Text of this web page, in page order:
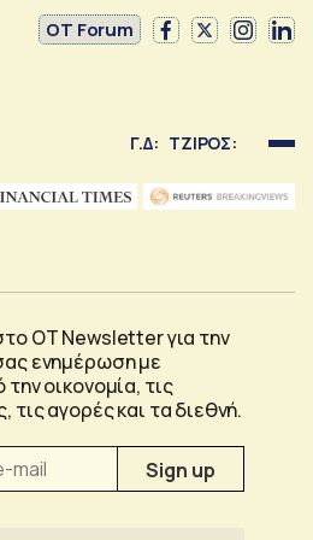
OT Forum
Γ.Δ: ΤΖΙΡΟΣ:
OT Newsletter για την
ενημέρωση με
οικονομία, τις
τις αγορές και τα διεθνή.